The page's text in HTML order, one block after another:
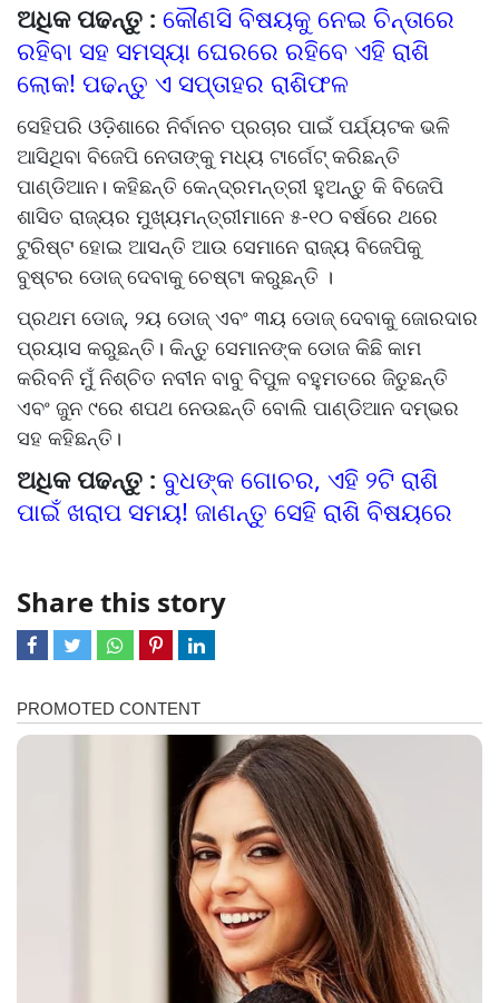
ଅଧିକ ପଢନ୍ତୁ : କୌଣସି ବିଷୟକୁ ନେଇ ଚିନ୍ତାରେ
ରହିବା ସହ ସମସ୍ୟା ଘେରରେ ରହିବେ ଏହି ରାଶି
ଲୋକ! ପଢନ୍ତୁ ଏ ସପ୍ତାହର ରାଶିଫଳ
ସେହିପରି ଓଡ଼ିଶାରେ ନିର୍ବାନଚ ପ୍ରଚାର ପାଇଁ ପର୍ଯ୍ୟଟକ ଭଳି
ଆସିଥିବା ବିଜେପି ନେତାଙ୍କୁ ମଧ୍ୟ ଟାର୍ଗେଟ୍ କରିଛନ୍ତି
ପାଣ୍ଡିଆନ। କହିଛନ୍ତି କେନ୍ଦ୍ରମନ୍ତ୍ରୀ ହୁଅନ୍ତୁ କି ବିଜେପି
ଶାସିତ ରାଜ୍ୟର ମୁଖ୍ୟମନ୍ତ୍ରୀମାନେ ୫-୧୦ ବର୍ଷରେ ଥରେ
ଟୁରିଷ୍ଟ ହୋଇ ଆସନ୍ତି ଆଉ ସେମାନେ ରାଜ୍ୟ ବିଜେପିକୁ
ବୁଷ୍ଟର ଡୋଜ୍ ଦେବାକୁ ଚେଷ୍ଟା କରୁଛନ୍ତି ।
ପ୍ରଥମ ଡୋଜ୍, ୨ୟ ଡୋଜ୍ ଏବଂ ୩ୟ ଡୋଜ୍ ଦେବାକୁ ଜୋରଦାର
ପ୍ରୟାସ କରୁଛନ୍ତି। କିନ୍ତୁ ସେମାନଙ୍କ ଡୋଜ କିଛି କାମ
କରିବନି ମୁଁ ନିଶ୍ଚିତ ନବୀନ ବାବୁ ବିପୁଳ ବହୁମତରେ ଜିତୁଛନ୍ତି
ଏବଂ ଜୁନ ୯ରେ ଶପଥ ନେଉଛନ୍ତି ବୋଲି ପାଣ୍ଡିଆନ ଦମ୍ଭର
ସହ କହିଛନ୍ତି।
ଅଧିକ ପଢନ୍ତୁ : ବୁଧଙ୍କ ଗୋଚର, ଏହି ୨ଟି ରାଶି
ପାଇଁ ଖରାପ ସମୟ! ଜାଣନ୍ତୁ ସେହି ରାଶି ବିଷୟରେ
Share this story